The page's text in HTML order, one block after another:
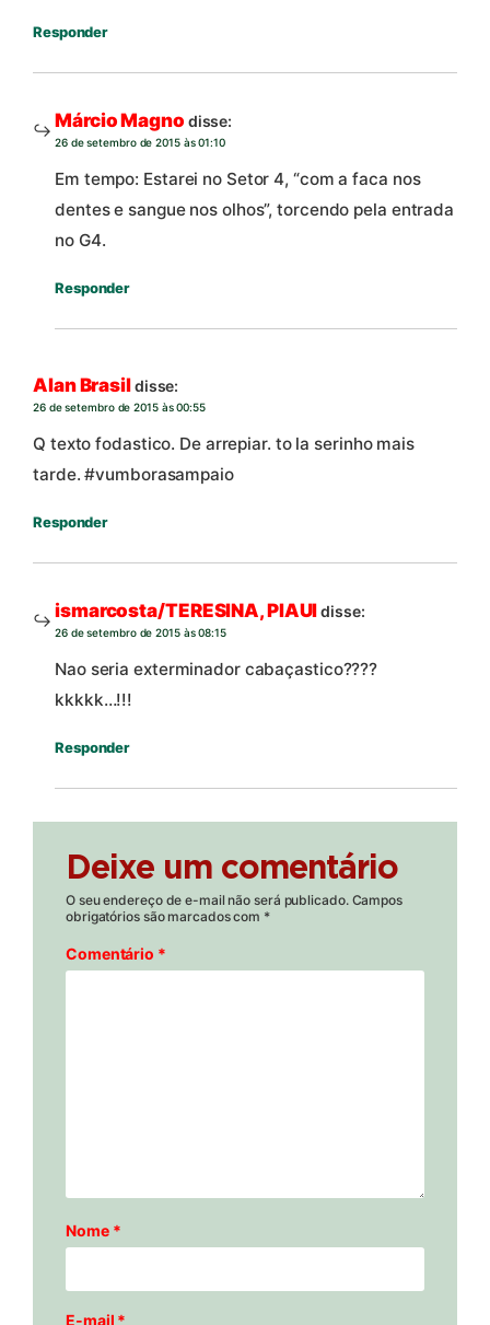
Responder
Márcio Magno disse:
26 de setembro de 2015 às 01:10
Em tempo: Estarei no Setor 4, “com a faca nos
dentes e sangue nos olhos”, torcendo pela entrada
no G4.
Responder
Alan Brasildisse:
26 de setembro de 2015 às 00:55
Q texto fodastico. De arrepiar. to la serinho mais
tarde. #vumborasampaio
Responder
ismarcosta/TERESINA, PIAUIdisse:
26 de setembro de 2015 às 08:15
Nao seria exterminador cabaçastico????
kkkkk…!!!
Responder
Deixe um comentário
O seu endereço de e-mail não será publicado. Campos
obrigatórios são marcados com *
Comentário *
Nome *
E-mail *